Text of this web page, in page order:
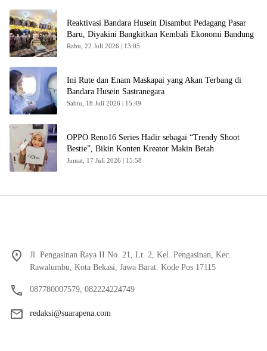
Reaktivasi Bandara Husein Disambut Pedagang Pasar
Baru, Diyakini Bangkitkan Kembali Ekonomi Bandung
Rabu, 22 Juli 2026 | 13:05
Ini Rute dan Enam Maskapai yang Akan Terbang di
Bandara Husein Sastranegara
Sabtu, 18 Juli 2026 | 15:49
OPPO Reno16 Series Hadir sebagai “Trendy Shoot
Bestie”, Bikin Konten Kreator Makin Betah
Jumat, 17 Juli 2026 | 15:58
Jl. Pengasinan Raya II No. 21, Lt. 2, Kel. Pengasinan, Kec.
Rawalumbu, Kota Bekasi, Jawa Barat. Kode Pos 17115
087780007579, 082224224749
redaksi@suarapena.com